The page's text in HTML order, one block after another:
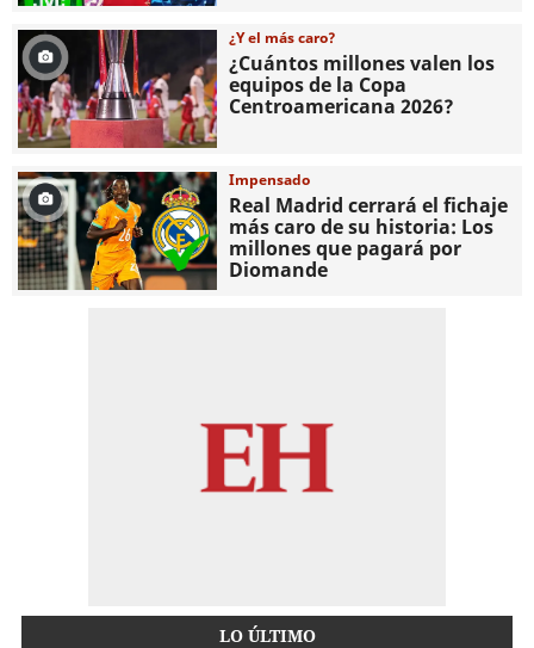
¿Y el más caro?
¿Cuántos millones valen los
equipos de la Copa
Centroamericana 2026?
Impensado
Real Madrid cerrará el fichaje
más caro de su historia: Los
millones que pagará por
Diomande
LO ÚLTIMO